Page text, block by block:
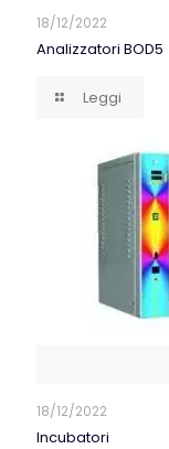
18/12/2022
Analizzatori BOD5
Leggi
18/12/2022
Incubatori